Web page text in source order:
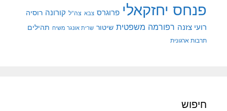
פנחס יחזקאלי פרוגרס צבא צה"ל קורונה רוסיה
רועי צזנה רפורמה משפטית שיטור שרית אונגר משיח תהילים
תרבות ארגונית
חיפוש